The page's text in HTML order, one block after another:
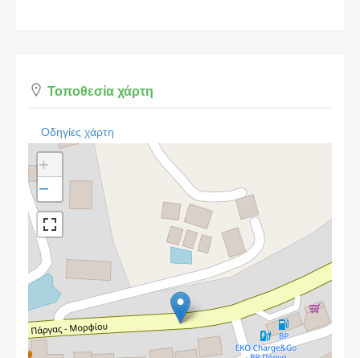
Τοποθεσία χάρτη
Οδηγίες χάρτη
+
−